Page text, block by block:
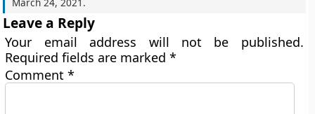
Leave a Reply
Your email address will not be published.
Required fields are marked*
Comment*